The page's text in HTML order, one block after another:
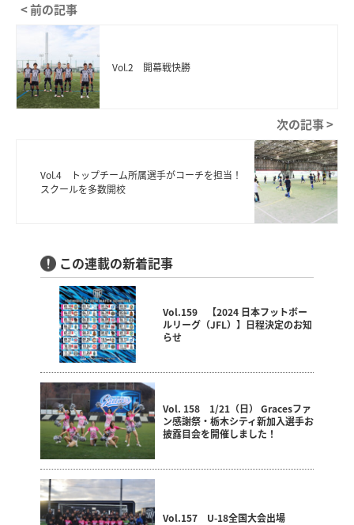
< 前の記事
Vol.2 開幕戦快勝
次の記事 >
Vol.4 トップチーム所属選手がコーチを担当！
スクールを多数開校
この連載の新着記事
Vol.159 【2024 日本フットボー
ルリーグ（JFL）】日程決定のお知
らせ
Vol. 158 1/21（日） Gracesファ
ン感謝祭・栃木シティ新加入選手お
披露目会を開催しました！
Vol.157 U-18全国大会出場